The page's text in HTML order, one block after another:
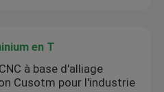
en T
à base d'alliage
Cusotm pour l'industrie